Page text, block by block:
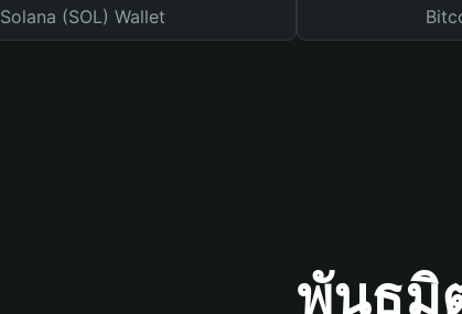
Solana (SOL) Wallet
พันธมิ